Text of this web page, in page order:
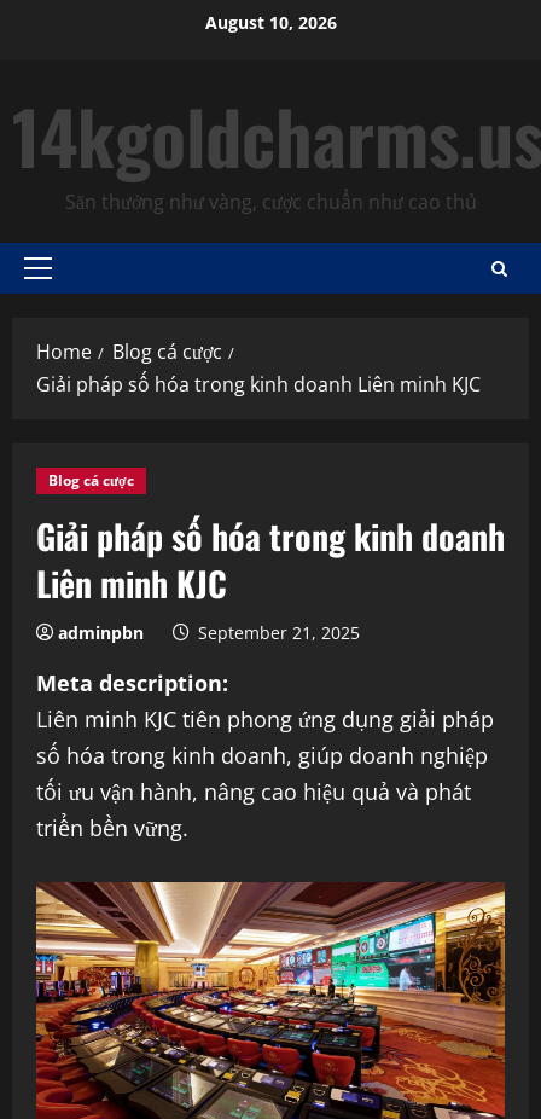
August 10, 2026
Săn thưởng như vàng, cược chuẩn như cao thủ
Primary
Home
Blog cá cược
Giải pháp số hóa trong kinh doanh Liên minh KJC
Blog cá cược
Giải pháp số hóa trong kinh doanh
Liên minh KJC
adminpbn September 21, 2025
Meta description:
Liên minh KJC tiên phong ứng dụng giải pháp
số hóa trong kinh doanh, giúp doanh nghiệp
tối ưu vận hành, nâng cao hiệu quả và phát
triển bền vững.